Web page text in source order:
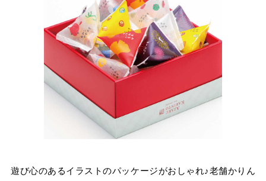
遊び心のあるイラストのパッケージがおしゃれ♪老舗かりん